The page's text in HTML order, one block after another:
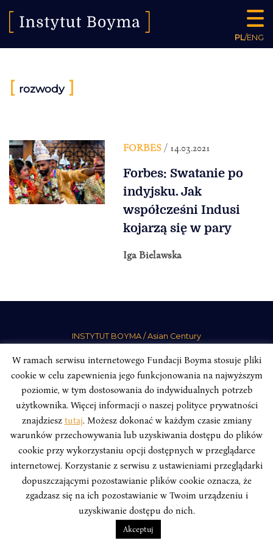
PL/ENG
[ rozwody]
FORBES/ 14.03.2021
Forbes: Swatanie po
indyjsku. Jak
współcześni Indusi
kojarzą się w pary
Iga Bielawska
INSTYTUT BOYMA / Asian Century
Odwiedź nas w mediach społecznościowych:
INSTYTUT BOYMA. WSZELKIE PRAWA ZASTRZEŻONE.
Polityka
Prywatności Serwisu Polityka Prywatności Fundacji
design Beata Świerczyńska , development Alan Głodek
W ramach serwisu internetowego Fundacji Boyma stosuje pliki
cookie w celu zapewnienia jego funkcjonowania na najwyższym
poziomie, w tym dostosowania do indywidualnych potrzeb
użytkownika. Więcej informacji o naszej polityce prywatności
znajdziesz tutaj. Możesz dokonać w każdym czasie zmiany
warunków przechowywania lub uzyskiwania dostępu do plików
cookie przy wykorzystaniu opcji dostępnych w przeglądarce
internetowej. Korzystanie z serwisu z ustawieniami przeglądarki
dopuszczającymi pozostawianie plików cookie oznacza, że
zgadzasz się na ich pozostawianie w Twoim urządzeniu i
uzyskiwanie dostępu do nich.
Akceptuj